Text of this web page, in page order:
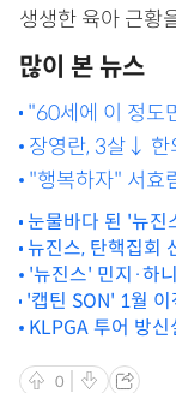
생생한 육아 근황
많이 본 뉴스
"60세에 이 정도
의로 징역 5년
장영란, 3살↓ 한
과시'
"행복하자" 서효
축'
눈물바다 된 '뉴진
않아서" 오열 [MD
뉴진스, 탄핵집회
간이길 바라며"
'뉴진스' 민지·하
면요"
'캡틴 SON' 1월
필요하다고 생각,
KLPGA 투어 방
0